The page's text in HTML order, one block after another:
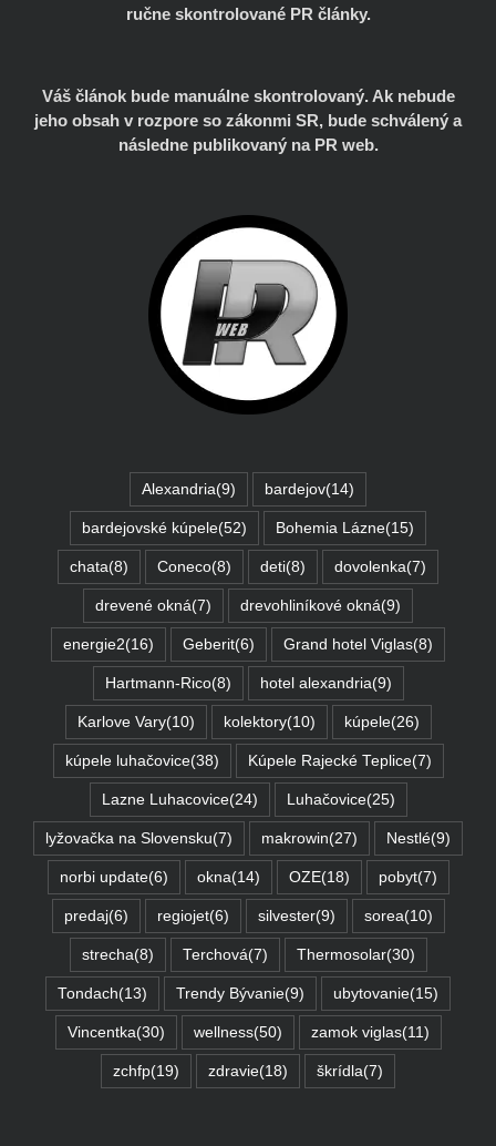
ručne skontrolované PR články.
Váš článok bude manuálne skontrolovaný. Ak nebude
jeho obsah v rozpore so zákonmi SR, bude schválený a
následne publikovaný na PR web.
Alexandria(9) bardejov(14)
bardejovské kúpele(52) Bohemia Lázne(15)
chata(8) Coneco(8) deti(8) dovolenka(7)
drevené okná(7) drevohliníkové okná(9)
energie2(16) Geberit(6) Grand hotel Viglas(8)
Hartmann-Rico(8) hotel alexandria(9)
Karlove Vary(10) kolektory(10) kúpele(26)
kúpele luhačovice(38) Kúpele Rajecké Teplice(7)
Lazne Luhacovice(24) Luhačovice(25)
lyžovačka na Slovensku(7) makrowin(27) Nestlé(9)
norbi update(6) okna(14) OZE(18) pobyt(7)
predaj(6) regiojet(6) silvester(9) sorea(10)
strecha(8) Terchová(7) Thermosolar(30)
Tondach(13) Trendy Bývanie(9) ubytovanie(15)
Vincentka(30) wellness(50) zamok viglas(11)
zchfp(19) zdravie(18) škrídla(7)